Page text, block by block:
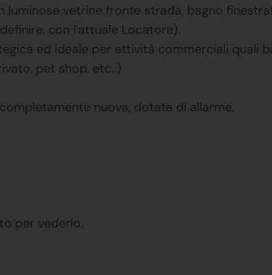
luminose vetrine fronte strada, bagno
con l'attuale Locatore).
ed ideale per attività commerciali quali
pet shop, etc..)
nuova, dotata di allarme.
per vederlo.